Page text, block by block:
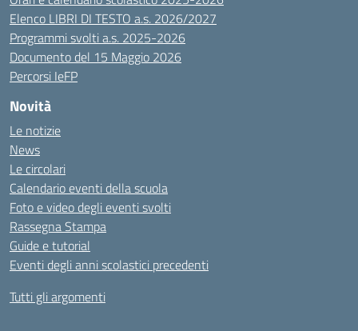
Elenco LIBRI DI TESTO a.s. 2026/2027
Programmi svolti a.s. 2025-2026
Documento del 15 Maggio 2026
Percorsi IeFP
Novità
Le notizie
News
Le circolari
Calendario eventi della scuola
Foto e video degli eventi svolti
Rassegna Stampa
Guide e tutorial
Eventi degli anni scolastici precedenti
Tutti gli argomenti